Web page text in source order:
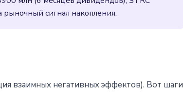
рыночный сигнал накопления.
взаимных негативных эффектов). Вот шаги